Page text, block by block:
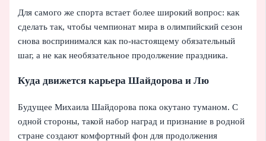
Для самого же спорта встает более широкий вопрос: как
сделать так, чтобы чемпионат мира в олимпийский сезон
снова воспринимался как по-настоящему обязательный
шаг, а не как необязательное продолжение праздника.
Куда движется карьера Шайдорова и Лю
Будущее Михаила Шайдорова пока окутано туманом. С
одной стороны, такой набор наград и признание в родной
стране создают комфортный фон для продолжения